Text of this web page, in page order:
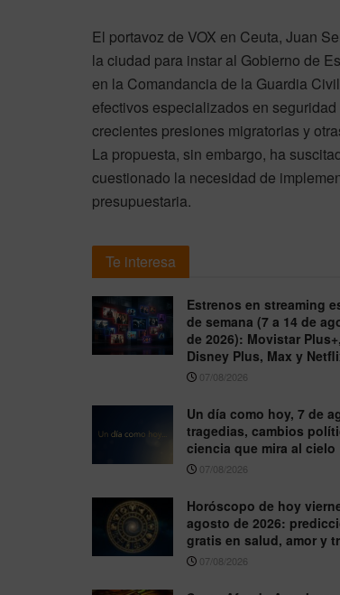
El portavoz de VOX en Ceuta, Juan
la ciudad para instar al Gobierno de
en la Comandancia de la Guardia
efectivos especializados en
crecientes presiones migratorias y
La propuesta, sin embargo, ha
cuestionado la necesidad de
presupuestaria.
Te interesa
Estrenos en streaming
de semana (7 a 14 de
de 2026): Movistar Plus+,
Disney Plus, Max y
07/08/2026
Un día como hoy, 7 de
tragedias, cambios
ciencia que mira al cielo
07/08/2026
Horóscopo de hoy
agosto de 2026:
gratis en salud, amor y
07/08/2026